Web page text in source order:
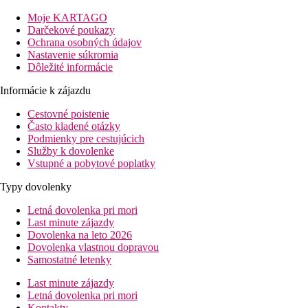
pláže: 900 m
letisko: 26 km Comiso
centrá: 1 km Scoglitti
nákupných možností: 700 m
Apartmán, 1 spálňa
TV
kúpeľňa/WC (sušič vlasov)
Wi-Fi
trezor (za poplatok)
1 izba, prístelka formou poschodovej postele alebo
Apartmán, 2 spálne:
Popis hotela
vstupná hala s recepciou
hlavná reštaurácia
bar
bar na pláži
bazén (lehátka a slnečníky zadarmo)
detské ihrisko
Moje KARTAGO
Darčekové poukazy
Ochrana osobných údajov
Nastavenie súkromia
Dôležité informácie
Informácie k zájazdu
Cestovné poistenie
Často kladené otázky
Podmienky pre cestujúcich
Služby k dovolenke
Vstupné a pobytové poplatky
Typy dovolenky
Letná dovolenka pri mori
Last minute zájazdy
Dovolenka na leto 2026
Dovolenka vlastnou dopravou
Samostatné letenky
Last minute zájazdy
Letná dovolenka pri mori